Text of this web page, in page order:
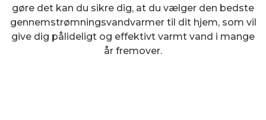
gøre det kan du sikre dig, at du vælger den bedste
gennemstrømningsvandvarmer til dit hjem, som vil
give dig pålideligt og effektivt varmt vand i mange
år fremover.